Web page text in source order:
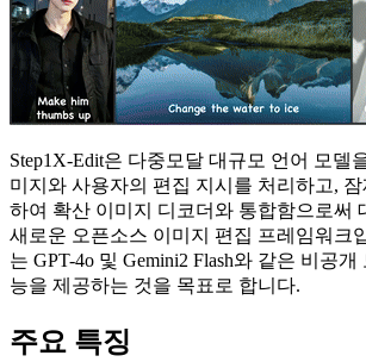
Step1X-Edit은 다중모달 대규모 언어 모델
미지와 사용자의 편집 지시를 처리하고,
하여 확산 이미지 디코더와 통합함으로써
새로운 오픈소스 이미지 편집 프레임워크
는 GPT-4o 및 Gemini2 Flash와 같은 비공
능을 제공하는 것을 목표로 합니다.
주요 특징